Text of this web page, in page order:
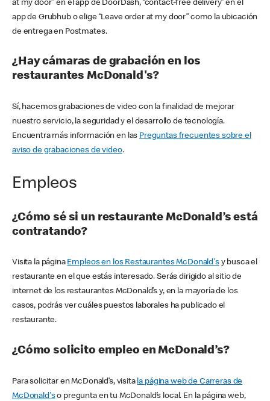
at my door” en el app de DoorDash, “contact-free delivery” en el
app de Grubhub o elige “Leave order at my door” como la ubicación
de entrega en Postmates.
¿Hay cámaras de grabación en los
restaurantes McDonald's?
Sí, hacemos grabaciones de video con la finalidad de mejorar
nuestro servicio, la seguridad y el desarrollo de tecnología.
Encuentra más información en las Preguntas frecuentes sobre el
aviso de grabaciones de video.
Empleos
¿Cómo sé si un restaurante McDonald’s está
contratando?
Visita la página Empleos en los Restaurantes McDonald'sy busca el
restaurante en el que estás interesado. Serás dirigido al sitio de
internet de los restaurantes McDonald’s y, en la mayoría de los
casos, podrás ver cuáles puestos laborales ha publicado el
restaurante.
¿Cómo solicito empleo en McDonald’s?
Para solicitar en McDonald’s, visita la página web de Carreras de
McDonald'so pregunta en tu McDonald’s local. En la página web,